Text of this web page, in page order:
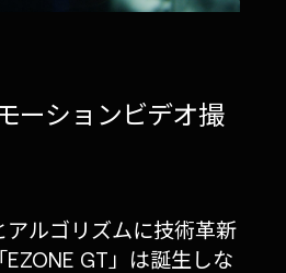
ーションビデオ撮
アルゴリズムに技術革新
GT」は誕生しな